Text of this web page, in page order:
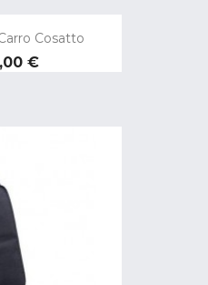
Cosatto
€